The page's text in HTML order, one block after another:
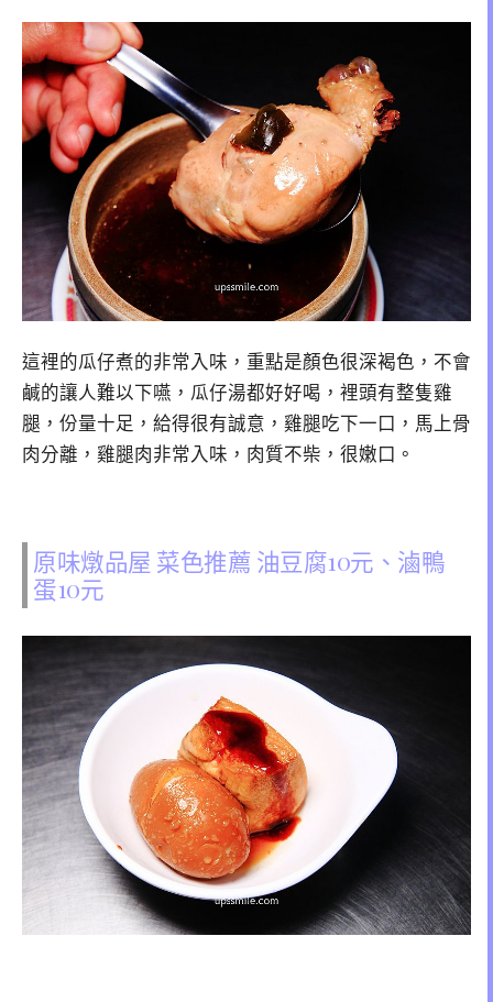
這裡的瓜仔煮的非常入味，重點是顏色很深褐色，不會
鹹的讓人難以下嚥，瓜仔湯都好好喝，裡頭有整隻雞
腿，份量十足，給得很有誠意，雞腿吃下一口，馬上骨
肉分離，雞腿肉非常入味，肉質不柴，很嫩口。
原味燉品屋 菜色推薦 油豆腐10元、滷鴨
蛋10元